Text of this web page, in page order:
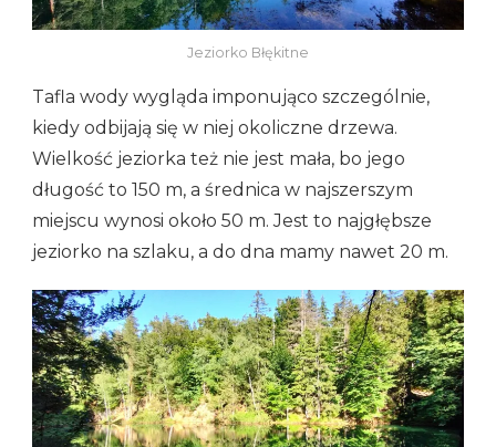
Jeziorko Błękitne
Tafla wody wygląda imponująco szczególnie,
kiedy odbijają się w niej okoliczne drzewa.
Wielkość jeziorka też nie jest mała, bo jego
długość to 150 m, a średnica w najszerszym
miejscu wynosi około 50 m. Jest to najgłębsze
jeziorko na szlaku, a do dna mamy nawet 20 m.